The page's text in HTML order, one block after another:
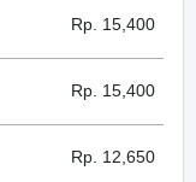
Rp. 15,400
Rp. 15,400
Rp. 12,650